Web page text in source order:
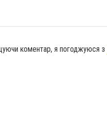
коментар, я погоджуюся з